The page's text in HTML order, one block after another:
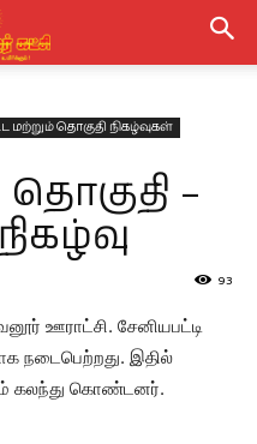
மற்றும் தொகுதி நிகழ்வுகள்
–
93
ஊராட்சி. சேனியபட்டி
நடைபெற்றது. இதில்
கலந்து கொண்டனர்.